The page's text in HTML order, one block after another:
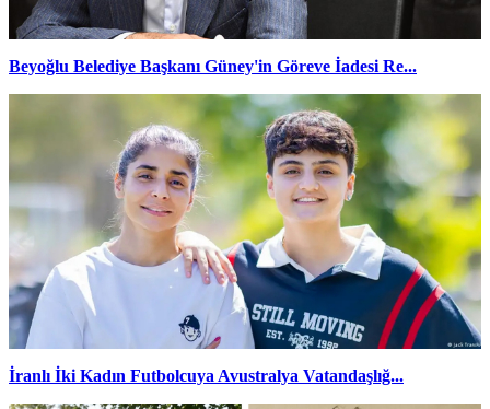
Beyoğlu Belediye Başkanı Güney'in Göreve İadesi Re...
İranlı İki Kadın Futbolcuya Avustralya Vatandaşlığ...